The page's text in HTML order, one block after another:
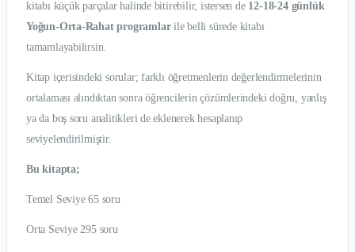
kitabı küçük parçalar halinde bitirebilir, istersen de 12-18-24 günlük
Yoğun-Orta-Rahat programlarile belli sürede kitabı
tamamlayabilirsin.
Kitap içerisindeki sorular; farklı öğretmenlerin değerlendirmelerinin
ortalaması alındıktan sonra öğrencilerin çözümlerindeki doğru, yanlış
ya da boş soru analitikleri de eklenerek hesaplanıp
seviyelendirilmiştir.
Bu kitapta;
Temel Seviye 65 soru
Orta Seviye 295 soru